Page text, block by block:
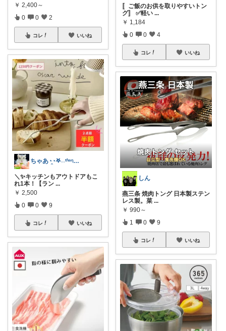
￥ 2,400～
0 0 2
コレ いいね
ちゃあ◔̯◔‪𖤐˒˒ᵗʱᵃᵑᵏᵧₒᵤ
＼✨キッチンもアウトドアもこ
れ1本！【ラン ...
￥ 2,500
0 0 9
コレ いいね
〚ご飯のお供を取りやすいトン
グ〛 ✅️軽い ...
￥ 1,184
0 0 4
コレ いいね
しん
燕三条 焼肉トング 日本製ステン
レス製。菜 ...
￥ 990～
1 0 9
コレ いいね